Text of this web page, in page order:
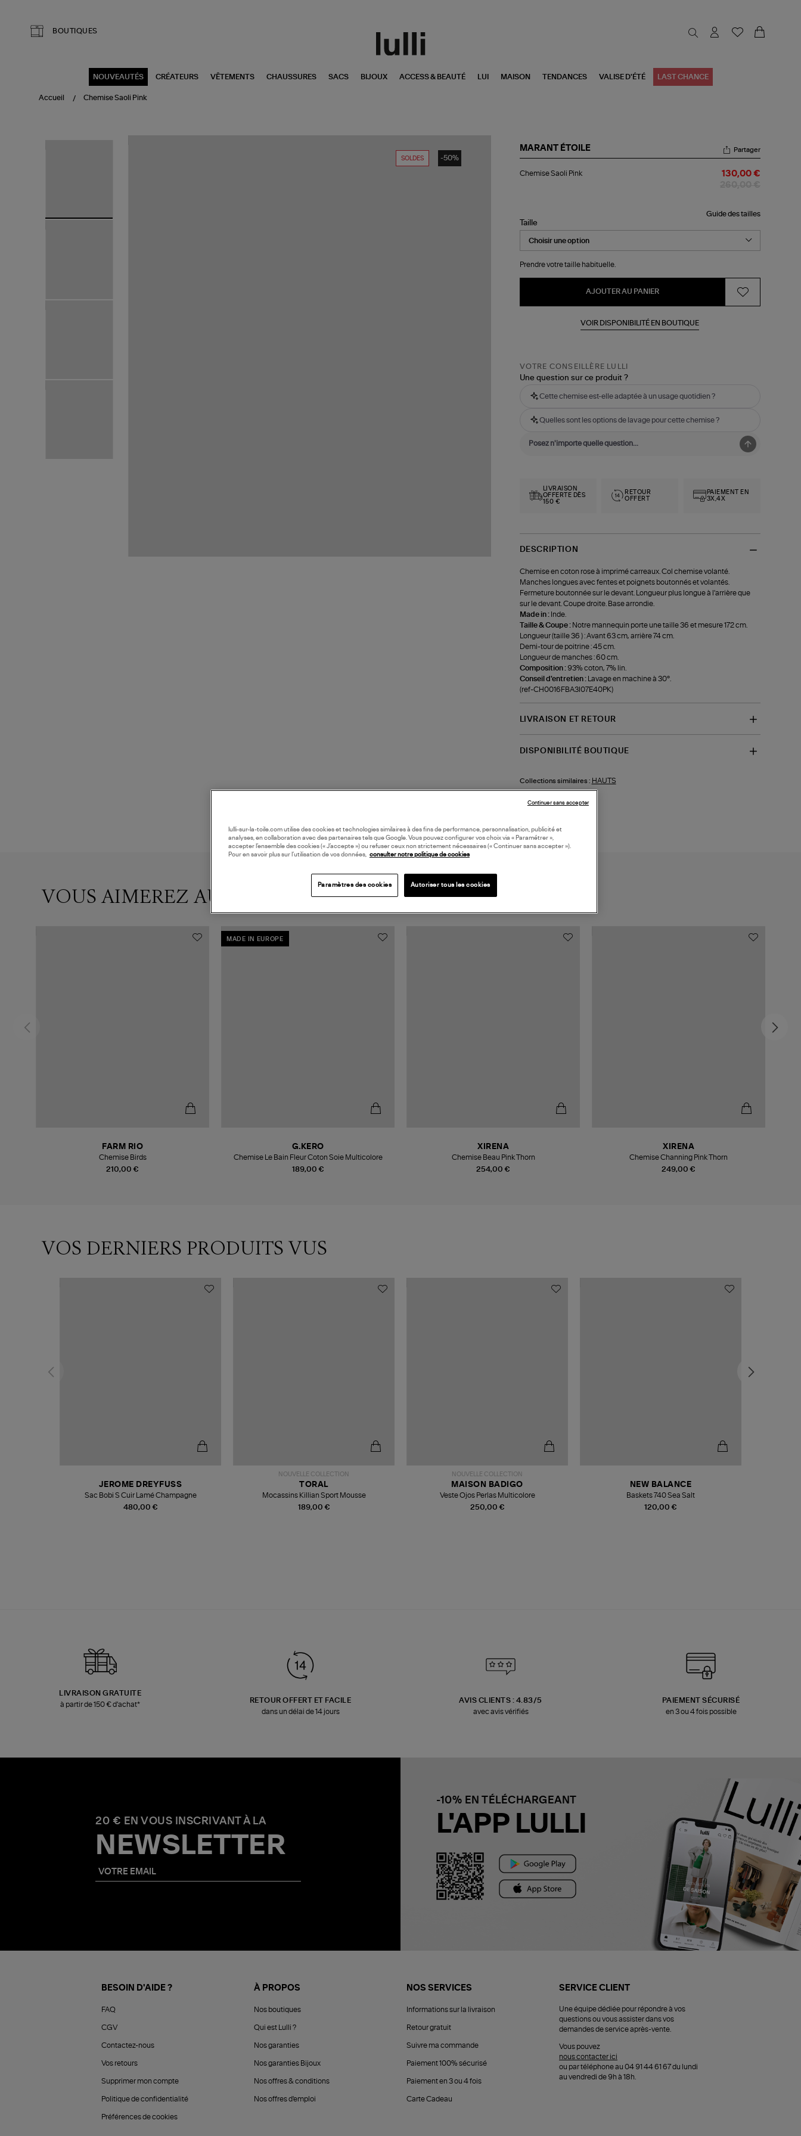
BOUTIQUES
NOUVEAUTÉS CRÉATEURS VÊTEMENTS CHAUSSURES SACS BIJOUX ACCESS & BEAUTÉ LUI MAISON TENDANCES VALISE D'ÉTÉ LAST CHANCE
Accueil Chemise Saoli Pink
SOLDES -50%
MARANT ÉTOILE
Saoli
Partager
Chemise Saoli Pink 130,00 €
Guide des tailles
Taille
Prendre votre taille habituelle.
AJOUTER AU PANIER
VOIR DISPONIBILITÉ EN BOUTIQUE
VOTRE CONSEILLÈRE LULLI
Une question sur ce produit ?
Cette chemise est-elle adaptée à un usage quotidien ?
Quelles sont les options de lavage pour cette chemise ?
LIVRAISON
OFFERTE DÈS
150 €
RETOUR
OFFERT
PAIEMENT EN
3X,4X
DESCRIPTION
Chemise en coton rose à imprimé carreaux. Col chemise volanté.
Manches longues avec fentes et poignets boutonnés et volantés.
Fermeture boutonnée sur le devant. Longueur plus longue à l'arrière que
sur le devant. Coupe droite. Base arrondie.
Made in : Inde.
Taille & Coupe : Notre mannequin porte une taille 36 et mesure 172 cm.
Longueur (taille 36 ) : Avant 63 cm, arrière 74 cm.
Demi-tour de poitrine : 45 cm.
Longueur de manches : 60 cm.
Composition : 93% coton, 7% lin.
Conseil d'entretien :
Lavage en machine à 30°.
(ref-CH0016FBA3I07E40PK)
LIVRAISON ET RETOUR
DISPONIBILITÉ BOUTIQUE
Collections similaires : HAUTS
VOUS AIMEREZ AUSSI
210,00 €
FARM RIO
Chemise Birds
MADE IN EUROPE
189,00 €
G.KERO
Chemise Le Bain Fleur Coton Soie Multicolore
254,00 €
XIRENA
Chemise Beau Pink Thorn
249,00 €
XIRENA
Chemise Channing Pink Thorn
VOS DERNIERS PRODUITS VUS
480,00 €
JEROME DREYFUSS
Sac Bobi S Cuir Lamé Champagne
NOUVELLE COLLECTION
189,00 €
TORAL
Mocassins Killian Sport Mousse
NOUVELLE COLLECTION
250,00 €
MAISON BADIGO
Veste Ojos Perlas Multicolore
120,00 €
NEW BALANCE
Baskets 740 Sea Salt
LIVRAISON GRATUITE
à partir de 150 € d'achat*
RETOUR OFFERT ET FACILE
dans un délai de 14 jours
AVIS CLIENTS : 4.83/5
avec avis vérifiés
PAIEMENT SÉCURISÉ
en 3 ou 4 fois possible
20 € EN VOUS INSCRIVANT À LA
NEWSLETTER
-10% EN TÉLÉCHARGEANT
L'APP LULLI
BESOIN D'AIDE ?
FAQ
CGV
Contactez-nous
Vos retours
Supprimer mon compte
Politique de confidentialité
Préférences de cookies
À PROPOS
Nos boutiques
Qui est Lulli ?
Nos garanties
Nos garanties Bijoux
Nos offres & conditions
Nos offres d'emploi
NOS SERVICES
Informations sur la livraison
Retour gratuit
Suivre ma commande
Paiement 100% sécurisé
Paiement en 3 ou 4 fois
Carte Cadeau
SERVICE CLIENT
Une équipe dédiée pour répondre à vos
questions ou vous assister dans vos
demandes de service après-vente.
Vous pouvez
nous contacter ici
ou par téléphone au 04 91 44 61 67 du lundi
au vendredi de 9h à 18h.
lulli-sur-la-toile.com utilise des cookies et technologies similaires à des fins de performance, personnalisation, publicité et
analyses, en collaboration avec des partenaires tels que Google. Vous pouvez configurer vos choix via « Paramétrer »,
accepter l’ensemble des cookies (« J’accepte ») ou refuser ceux non strictement nécessaires (« Continuer sans accepter »).
Pour en savoir plus sur l’utilisation de vos données,
consulter notre politique de cookies
Paramètres des cookies Autoriser tous les cookies
Continuer sans accepter